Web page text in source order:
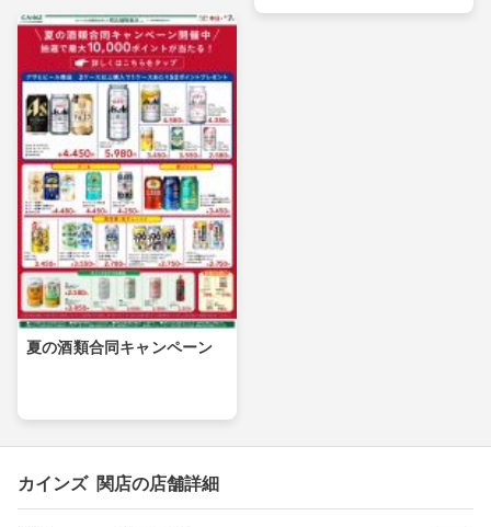
夏の酒類合同キャンペーン
カインズ 関店の店舗詳細